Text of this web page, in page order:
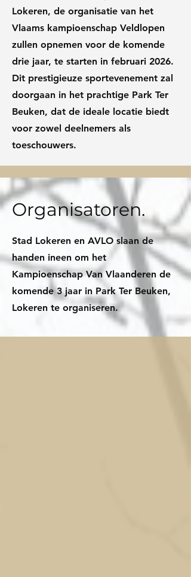
Lokeren, de organisatie van het
Vlaams kampioenschap Veldlopen
zullen opnemen voor de komende
drie jaar, te starten in februari 2026.
Dit prestigieuze sportevenement zal
doorgaan in het prachtige Park Ter
Beuken, dat de ideale locatie biedt
voor zowel deelnemers als
toeschouwers.
Organisatoren.
Stad Lokeren en AVLO slaan de
handen ineen om het
Kampioenschap Van Vlaanderen de
komende 3 jaar in Park Ter Beuken,
Lokeren te organiseren.